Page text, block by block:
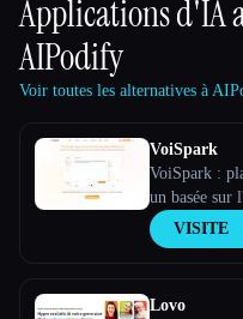
Applications d'IA
AIPodify
Voir toutes les alternatives à
VoiSpark
VoiSpark :
un basée sur
VISITE
Lovo